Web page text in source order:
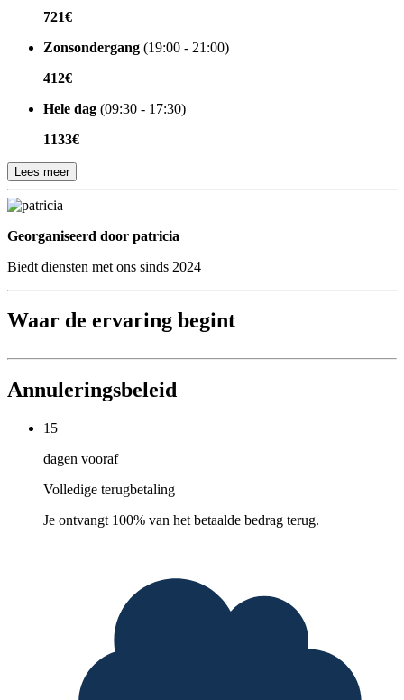
721€
Zonsondergang (19:00 - 21:00)
412€
Hele dag (09:30 - 17:30)
1133€
Lees meer
Georganiseerd door
Georganiseerd door patricia
Biedt diensten met ons sinds 2024
Waar de ervaring begint
Annuleringsbeleid
15
dagen vooraf
Volledige terugbetaling
Je ontvangt 100% van het betaalde bedrag terug.